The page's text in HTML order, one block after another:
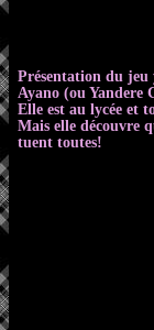
Présentation du
Ayano (ou Yandere
Elle est au lycée et
Mais elle découvre
tuent toutes!